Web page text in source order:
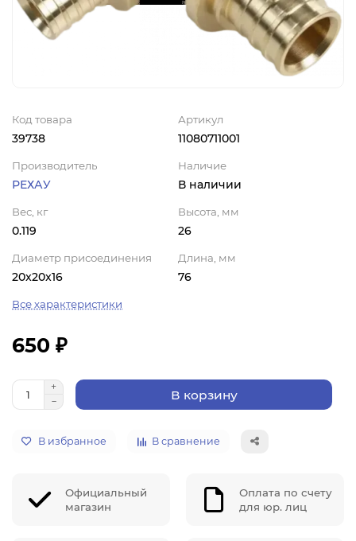
Код товара
39738
Артикул
11080711001
Производитель
РЕХАУ
Наличие
В наличии
Вес, кг
0.119
Высота, мм
26
Диаметр присоединения
20x20x16
Длина, мм
76
Все характеристики
650 ₽
В корзину
В избранное В сравнение
Официальный
магазин
Оплата по счету
для юр. лиц